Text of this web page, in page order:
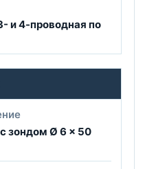
и 4-проводная по
зондом Ø 6 × 50